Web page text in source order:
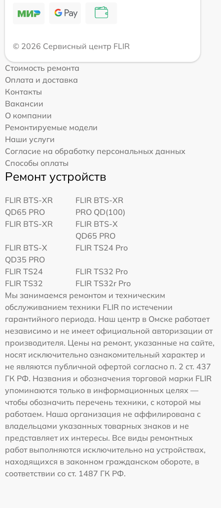
© 2026 Сервисный центр FLIR
Стоимость ремонта
Оплата и доставка
Контакты
Вакансии
О компании
Ремонтируемые модели
Наши услуги
Согласие на обработку персональных данных
Способы оплаты
Ремонт устройств
FLIR BTS-XR
QD65 PRO
FLIR BTS-XR
PRO QD(100)
FLIR BTS-XR
FLIR BTS-X
QD65 PRO
FLIR BTS-X
QD35 PRO
FLIR TS24 Pro
FLIR TS24
FLIR TS32 Pro
FLIR TS32
FLIR TS32r Pro
Мы занимаемся ремонтом и техническим
обслуживанием техники FLIR по истечении
гарантийного периода. Наш центр в Омске работает
независимо и не имеет официальной авторизации от
производителя. Цены на ремонт, указанные на сайте,
носят исключительно ознакомительный характер и
не являются публичной офертой согласно п. 2 ст. 437
ГК РФ. Названия и обозначения торговой марки FLIR
упоминаются только в информационных целях —
чтобы обозначить перечень техники, с которой мы
работаем. Наша организация не аффилирована с
владельцами указанных товарных знаков и не
представляет их интересы. Все виды ремонтных
работ выполняются исключительно на устройствах,
находящихся в законном гражданском обороте, в
соответствии со ст. 1487 ГК РФ.